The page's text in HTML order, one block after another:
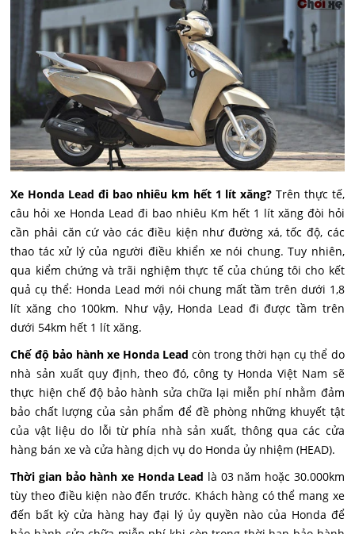
Xe Honda Lead đi bao nhiêu km hết 1 lít xăng? Trên thực tế,
câu hỏi xe Honda Lead đi bao nhiêu Km hết 1 lít xăng đòi hỏi
cần phải căn cứ vào các điều kiện như đường xá, tốc độ, các
thao tác xử lý của người điều khiển xe nói chung. Tuy nhiên,
qua kiểm chứng và trãi nghiệm thực tế của chúng tôi cho kết
quả cụ thể: Honda Lead mới nói chung mất tầm trên dưới 1,8
lít xăng cho 100km. Như vậy, Honda Lead đi được tầm trên
dưới 54km hết 1 lít xăng.
Chế độ bảo hành xe Honda Lead còn trong thời hạn cụ thể do
nhà sản xuất quy định, theo đó, công ty Honda Việt Nam sẽ
thực hiện chế độ bảo hành sửa chữa lại miễn phí nhằm đảm
bảo chất lượng của sản phẩm để đề phòng những khuyết tật
của vật liệu do lỗi từ phía nhà sản xuất, thông qua các cửa
hàng bán xe và cửa hàng dịch vụ do Honda ủy nhiệm (HEAD).
Thời gian bảo hành xe Honda Lead là 03 năm hoặc 30.000km
tùy theo điều kiện nào đến trước. Khách hàng có thể mang xe
đến bất kỳ cửa hàng hay đại lý ủy quyền nào của Honda để